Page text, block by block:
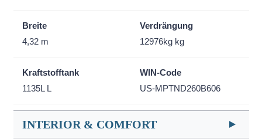
Breite
4,32 m
Verdrängung
12976kg kg
Kraftstofftank
1135L L
WIN-Code
US-MPTND260B606
INTERIOR & COMFORT